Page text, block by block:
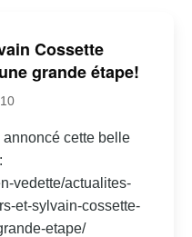
Cossette
grande étape!
annoncé cette belle
vedette/actualites-
et-sylvain-cossette-
etape/